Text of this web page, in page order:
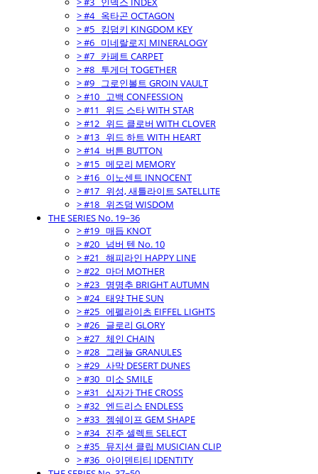
> #4_ 옥타곤 OCTAGON
> #5_ 킹덤키 KINGDOM KEY
> #6_ 미네랄로지 MINERALOGY
> #7_ 카페트 CARPET
> #8_ 투게더 TOGETHER
> #9_ 그로인볼트 GROIN VAULT
> #10_ 고백 CONFESSION
> #11_ 위드 스타 WITH STAR
> #12_ 위드 클로버 WITH CLOVER
> #13_ 위드 하트 WITH HEART
> #14_ 버튼 BUTTON
> #15_ 메모리 MEMORY
> #16_ 이노센트 INNOCENT
> #17_ 위성, 새틀라이트 SATELLITE
> #18_ 위즈덤 WISDOM
THE SERIES No. 19~36
> #19_ 매듭 KNOT
> #20_ 넘버 텐 No. 10
> #21_ 해피라인 HAPPY LINE
> #22_ 마더 MOTHER
> #23_ 명명추 BRIGHT AUTUMN
> #24_ 태양 THE SUN
> #25_ 에펠라이츠 EIFFEL LIGHTS
> #26_ 글로리 GLORY
> #27_ 체인 CHAIN
> #28_ 그래뉼 GRANULES
> #29_ 사막 DESERT DUNES
> #30_ 미소 SMILE
> #31_ 십자가 THE CROSS
> #32_ 엔드리스 ENDLESS
> #33_ 젬쉐이프 GEM SHAPE
> #34_ 진주 셀렉트 SELECT
> #35_ 뮤지션 클립 MUSICIAN CLIP
> #36_ 아이덴티티 IDENTITY